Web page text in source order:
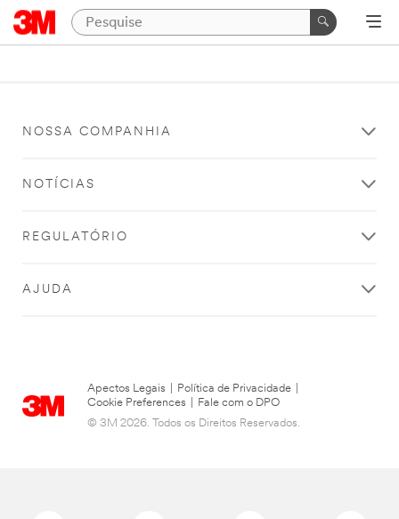
NOSSA COMPANHIA
NOTÍCIAS
REGULATÓRIO
AJUDA
Apectos Legais Política de Privacidade
Cookie Preferences
Fale com o DPO
© 3M 2026. Todos os Direitos Reservados.